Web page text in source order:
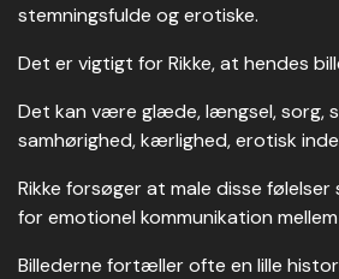
stemningsfulde og erotiske.
Det er vigtigt for Rikke, at hendes
Det kan være glæde, længsel, sorg,
samhørighed, kærlighed, erotisk
Rikke forsøger at male disse
for emotionel kommunikation
Billederne fortæller ofte en lille